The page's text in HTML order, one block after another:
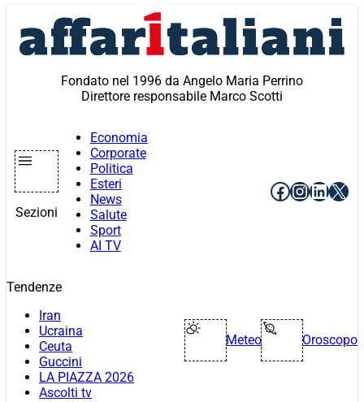
contenuto
Fondato nel 1996 da Angelo Maria Perrino
Direttore responsabile Marco Scotti
Sezioni
Economia
Corporate
Politica
Esteri
News
Salute
Sport
AI TV
Facebook
X
Tendenze
Iran
Ucraina
Ceuta
Guccini
LA PIAZZA 2026
Ascolti tv
Meteo Oroscopo